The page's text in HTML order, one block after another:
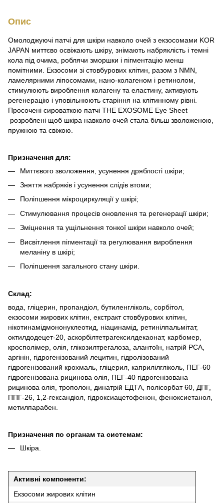
Опис
Омолоджуючі патчі для шкіри навколо очей з екзосомами KOR
JAPAN миттєво освіжають шкіру, знімають набряклість і темні
кола під очима, роблячи зморшки і пігментацію менш
помітними. Екзосоми зі стовбурових клітин, разом з NMN,
ламелярними ліпосомами, нано-колагеном і ретинолом,
стимулюють вироблення колагену та еластину, активують
регенерацію і уповільнюють старіння на клітинному рівні.
Просочені сироваткою патчі THE EXOSOME Eye Sheet
розроблені щоб шкіра навколо очей стала більш зволоженою,
пружною та свіжою.
Призначення для:
Миттєвого зволоження, усунення дряблості шкіри;
Зняття набряків і усунення слідів втоми;
Поліпшення мікроциркуляції у шкірі;
Стимулювання процесів оновлення та регенерації шкіри;
Зміцнення та ущільнення тонкої шкіри навколо очей;
Висвітлення пігментації та регулювання вироблення
меланіну в шкірі;
Поліпшення загального стану шкіри.
Склад:
вода, гліцерин, пропандіол, бутиленгліколь, сорбітол,
екзосоми жирових клітин, екстракт стовбурових клітин,
нікотинамідмононуклеотид, ніацинамід, ретинілпальмітат,
октилдодецет-20, аскорбілтетрагексилдекаонат, карбомер,
кросполімер, олія, глікозилтрегалоза, алантоїн, натрій PCA,
аргінін, гідрогенізований лецитин, гідролізований
гідрогенізований крохмаль, гліцерил, каприлілгліколь, ПЕГ-60
гідрогенізована рицинова олія, ПЕГ-40 гідрогенізована
рицинова олія, трополон, динатрій ЕДТА, полісорбат 60, ДПГ,
ППГ-26, 1,2-гександіол, гідроксиацетофенон, феноксиетанол,
метилпарабен.
Призначення по органам та системам:
Шкіра.
Активні компоненти:
Екзосоми жирових клітин